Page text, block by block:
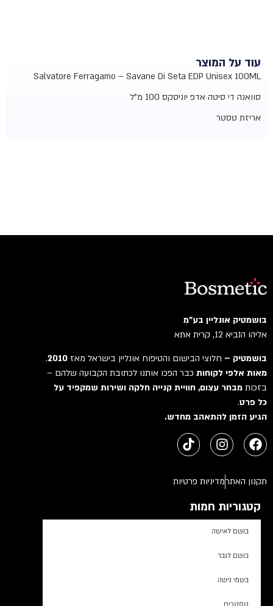
עוד על המוצר
Salvatore Ferragamo – Savane Di Seta EDP Unisex 100ML
סוואנה די סיטה אדפ יוניסקס 100 מ"ל
אריזת טסטר
בושמטיק אונליין בע"מ
אליהו הנביא 12, קרית אתא
בושמטיק –חלוצי הבישום והטיפוח אונליין בישראל מאז2010
.
מאות אלפי לקוחותכבר הפכו אותנו לכתובת הקבועה שלהם –
בזכותמבחר עצום, חוויית קנייה חלקה ושירות שמקפיד על
כל פרט.
הגיע הזמן להתאהב מחדש.
תקנון האתרמדיניות פרטיות
קטגוריות חמות
בושם לאישה
בושם לגבר
בשמי נישה